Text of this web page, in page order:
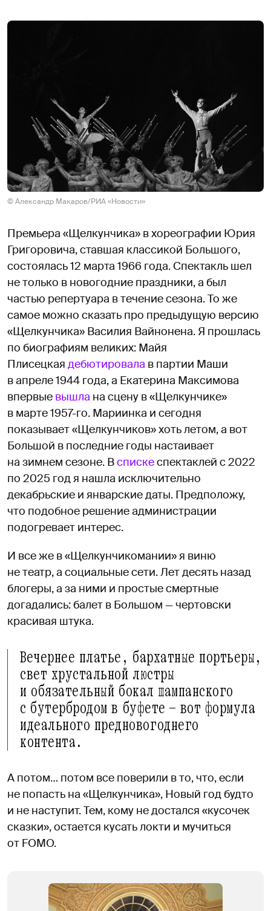
© Александр Макаров/РИА «Новости»
Премьера «Щелкунчика» в хореографии Юрия
Григоровича, ставшая классикой Большого,
состоялась 12 марта 1966 года. Спектакль шел
не только в новогодние праздники, а был
частью репертуара в течение сезона. То же
самое можно сказать про предыдущую версию
«Щелкунчика» Василия Вайнонена. Я прошлась
по биографиям великих: Майя
Плисецкая дебютировала в партии Маши
в апреле 1944 года, а Екатерина Максимова
впервые вышла на сцену в «Щелкунчике»
в марте 1957-го. Мариинка и сегодня
показывает «Щелкунчиков» хоть летом, а вот
Большой в последние годы настаивает
на зимнем сезоне. Вспискеспектаклей с 2022
по 2025 год я нашла исключительно
декабрьские и январские даты. Предположу,
что подобное решение администрации
подогревает интерес.
И все же в «Щелкунчикомании» я виню
не театр, а социальные сети. Лет десять назад
блогеры, а за ними и простые смертные
догадались: балет в Большом — чертовски
красивая штука.
Вечернее платье, бархатные портьеры,
свет хрустальной люстры
и обязательный бокал шампанского
с бутербродом в буфете — вот формула
идеального предновогоднего
контента.
А потом… потом все поверили в то, что, если
не попасть на «Щелкунчика», Новый год будто
и не наступит. Тем, кому не достался «кусочек
сказки», остается кусать локти и мучиться
от FOMO.